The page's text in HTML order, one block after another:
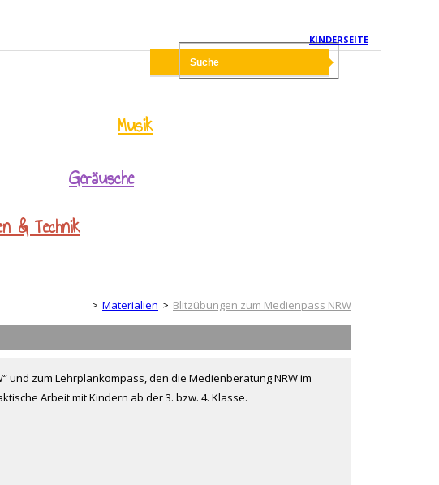
KINDERSEITE
& Technik
Musik
Geräusche
Erwachsenenseite
Materialien Blitzübungen zum Medienpass NRW
und zum Lehrplankompass, den die Medienberatung NRW im
Arbeit mit Kindern ab der 3. bzw. 4. Klasse.